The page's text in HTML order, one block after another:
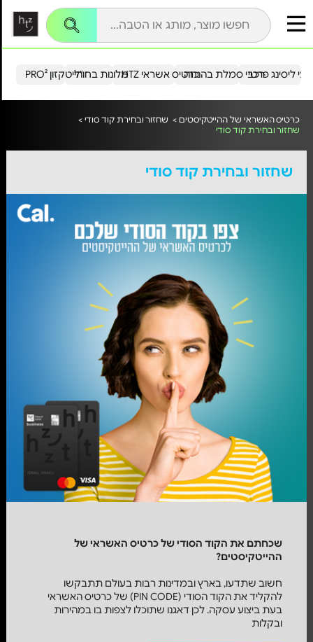
הייטקזון PRO²מלונות בחו"ל כרטיס אשראי HTZ ליסינג פרטירכבי סמלת בהנחה
כרטיס האשראי של ההייטקיסטים > שחזור ובחירת קוד סודי >
שחזור ובחירת קוד סודי
שחזור ובחירת קוד סודי
שכחתם את הקוד הסודי של כרטיס האשראי של
ההייטקיסטים?
חשוב שתדעו, בארץ ובמדינות רבות בעולם תתבקשו
להקליד את הקוד הסודי (PIN CODE) של כרטיס האשראי
בעת ביצוע עסקה. לכן דאגנו שתוכלו לצפות בו במהירות
ובקלות